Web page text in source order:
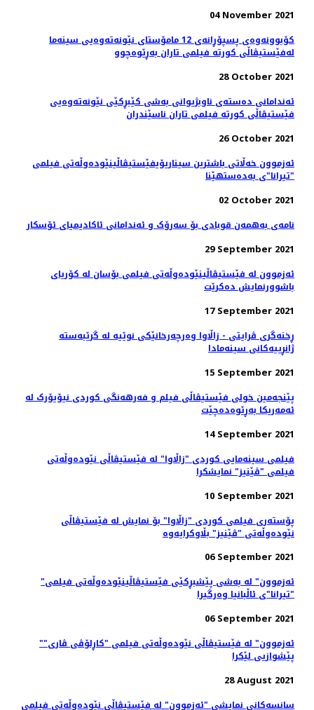
04 November 2021
کۆبوونه‌وه‌ی پسپۆڕانه‌ی 12 مامۆستای نێونه‌ته‌وه‌یی سینه‌ما
له‌فێستیڤاڵی کورته‌ فیلمی تاران به‌ڕێوه‌چوو
28 October 2021
ئه‌ندامانی ده‌سته‌ی ناوبژیوانی به‌شی کێبڕکێی نێونه‌ته‌وه‌یی
فێستیڤاڵی کورته‌ فیلمی تاران ناسێندران
26 October 2021
ئەزموون خەڵاتی باشترین سیناریۆیفێستیڤاڵینێوده‌وڵه‌تی فیلمی
"تیرانا"ی به‌ده‌ستهێنا
02 October 2021
نامه‌ی به‌همه‌ن قوبادی بۆ سه‌رۆک و ئه‌ندامانی ئاکادیمیای ئۆسکار
29 September 2021
ئەزموون لە فێستیڤاڵینێوده‌وڵه‌تی فیلمی بۆسان له کۆریای
باشوورنمایش ده‌کرێت
17 September 2021
ڕخنەگری ڤرایتی - زاڵاوا وەرچەرخانێکی نوێیە لە گرێبەستە
ژانڕییەکانی سینەمادا
15 September 2021
پێنجەمین خولی فێستیڤاڵی فیلم و فەرهەنگی کوردی نیۆیۆرک لە
ئەمەریکا بەڕێوەدەچێت
14 September 2021
فیلمی سینەمایی کوردی "زاڵاوا" لە فێستیڤاڵی نێودەوڵەتی
فیلمی "ڤێنیز" نمایشکرا
10 September 2021
پۆستەری فیلمی کوردی "زاڵاوا" بۆ نمایش لە فێستیڤاڵی
نێودەوڵەتی "ڤێنیز" بڵاوکرایەوە
06 September 2021
"ئەزموون" لە به‌شی پێشبڕکێی فێستیڤاڵینێوده‌وڵه‌تی فیلمی
"تیرانا"ی ئاڵبانیا وه‌رگیرا
06 September 2021
"ئەزموون" لە فێستیڤاڵی نێوده‌وڵه‌تی فیلمی "کاڕلۆڤی ڤاری"
پێشوازیی لێکرا
28 August 2021
سانسه‌کانی نمایشی "ئەزموون" لە فێستیڤاڵی نێوده‌وڵه‌تی فیلمی